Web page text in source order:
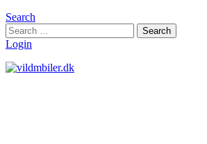
Search
Search
for:
Search
Login